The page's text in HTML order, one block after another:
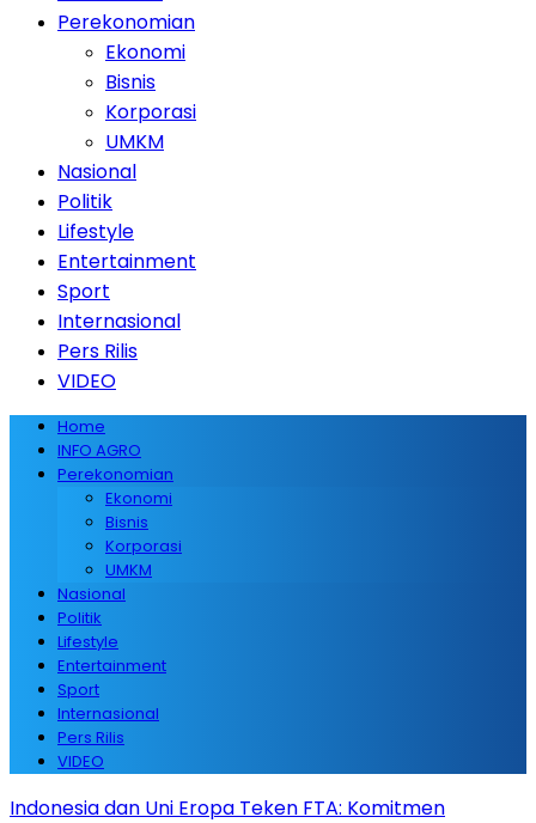
Perekonomian
Ekonomi
Bisnis
Korporasi
UMKM
Nasional
Politik
Lifestyle
Entertainment
Sport
Internasional
Pers Rilis
VIDEO
Home
INFO AGRO
Perekonomian
Ekonomi
Bisnis
Korporasi
UMKM
Nasional
Politik
Lifestyle
Entertainment
Sport
Internasional
Pers Rilis
VIDEO
Indonesia dan Uni Eropa Teken FTA: Komitmen